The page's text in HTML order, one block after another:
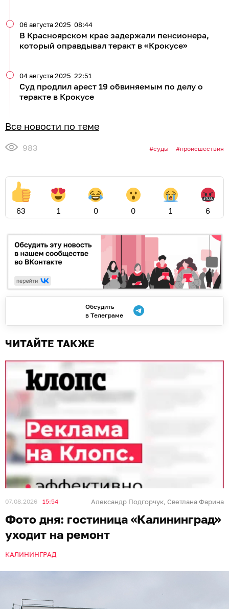
В Красноярском крае задержали пенсионера,
который оправдывал теракт в «Крокусе»
06 августа 2025 08:44
Суд продлил арест 19 обвиняемым по делу о
теракте в Крокусе
04 августа 2025 22:51
Все новости по теме
983 суды происшествия
63 1 0 0 1 6
Обсудить
в Телеграме
ЧИТАЙТЕ ТАКЖЕ
07.08.2026 15:54 Александр Подгорчук, Светлана Фарина
Фото дня: гостиница «Калининград»
уходит на ремонт
КАЛИНИНГРАД